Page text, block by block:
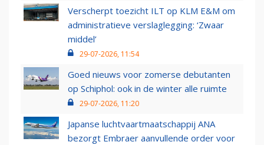
Verscherpt toezicht ILT op KLM E&M om
administratieve verslaglegging: ‘Zwaar
middel’
29-07-2026, 11:54
Goed nieuws voor zomerse debutanten
op Schiphol: ook in de winter alle ruimte
29-07-2026, 11:20
Japanse luchtvaartmaatschappij ANA
bezorgt Embraer aanvullende order voor